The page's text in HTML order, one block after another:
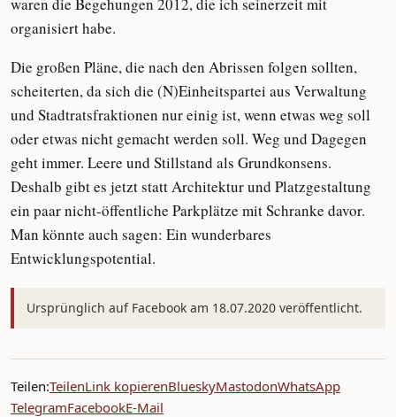
organisiert habe.
Die großen Pläne, die nach den Abrissen folgen sollten,
scheiterten, da sich die (N)Einheitspartei aus Verwaltung
und Stadtratsfraktionen nur einig ist, wenn etwas weg soll
oder etwas nicht gemacht werden soll. Weg und Dagegen
geht immer. Leere und Stillstand als Grundkonsens.
Deshalb gibt es jetzt statt Architektur und Platzgestaltung
ein paar nicht-öffentliche Parkplätze mit Schranke davor.
Man könnte auch sagen: Ein wunderbares
Entwicklungspotential.
Ursprünglich auf Facebook am 18.07.2020 veröffentlicht.
Teilen:TeilenLink kopierenBlueskyMastodonWhatsApp
TelegramFacebookE-Mail